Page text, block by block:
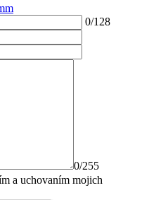
0/128
0/255
a uchovaním mojich